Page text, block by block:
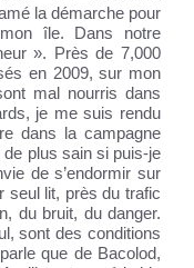
la démarche pour
île. Dans notre
». Près de 7,000
en 2009, sur mon
mal nourris dans
je me suis rendu
dans la campagne
plus sain si puis-je
de s’endormir sur
seul lit, près du trafic
du bruit, du danger.
sont des conditions
que de Bacolod,